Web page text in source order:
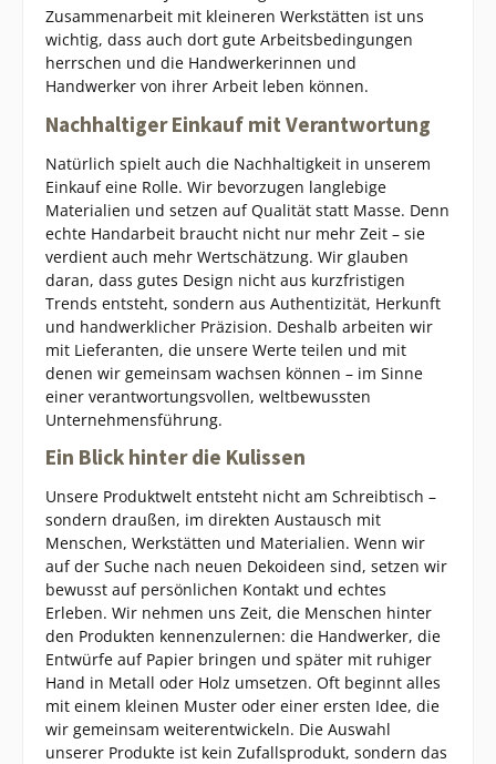
Zusammenarbeit mit kleineren Werkstätten ist uns
wichtig, dass auch dort gute Arbeitsbedingungen
herrschen und die Handwerkerinnen und
Handwerker von ihrer Arbeit leben können.
Nachhaltiger Einkauf mit Verantwortung
Natürlich spielt auch die Nachhaltigkeit in unserem
Einkauf eine Rolle. Wir bevorzugen langlebige
Materialien und setzen auf Qualität statt Masse. Denn
echte Handarbeit braucht nicht nur mehr Zeit – sie
verdient auch mehr Wertschätzung. Wir glauben
daran, dass gutes Design nicht aus kurzfristigen
Trends entsteht, sondern aus Authentizität, Herkunft
und handwerklicher Präzision. Deshalb arbeiten wir
mit Lieferanten, die unsere Werte teilen und mit
denen wir gemeinsam wachsen können – im Sinne
einer verantwortungsvollen, weltbewussten
Unternehmensführung.
Ein Blick hinter die Kulissen
Unsere Produktwelt entsteht nicht am Schreibtisch –
sondern draußen, im direkten Austausch mit
Menschen, Werkstätten und Materialien. Wenn wir
auf der Suche nach neuen Dekoideen sind, setzen wir
bewusst auf persönlichen Kontakt und echtes
Erleben. Wir nehmen uns Zeit, die Menschen hinter
den Produkten kennenzulernen: die Handwerker, die
Entwürfe auf Papier bringen und später mit ruhiger
Hand in Metall oder Holz umsetzen. Oft beginnt alles
mit einem kleinen Muster oder einer ersten Idee, die
wir gemeinsam weiterentwickeln. Die Auswahl
unserer Produkte ist kein Zufallsprodukt, sondern das